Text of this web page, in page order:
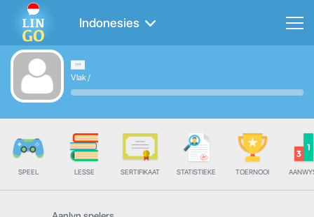
Indonesies
Vlak/
SPEEL LESSE SERTIFIKAAT STATISTIEKE TOERNOOI